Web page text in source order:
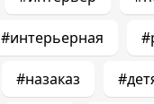
#интерьерная
#назаказ